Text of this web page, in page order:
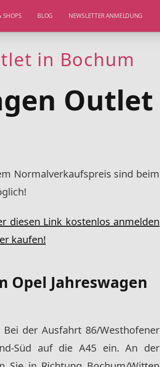
SHOPS BLOG NEWSLETTER ANMELDUNG
in Bochum
Outlet
Normalverkaufspreis sind beim
diesen Link kostenlos anmelden
kaufen!
Opel Jahreswagen
der Ausfahrt 86/Westhofener
Süd auf die A45 ein. An der